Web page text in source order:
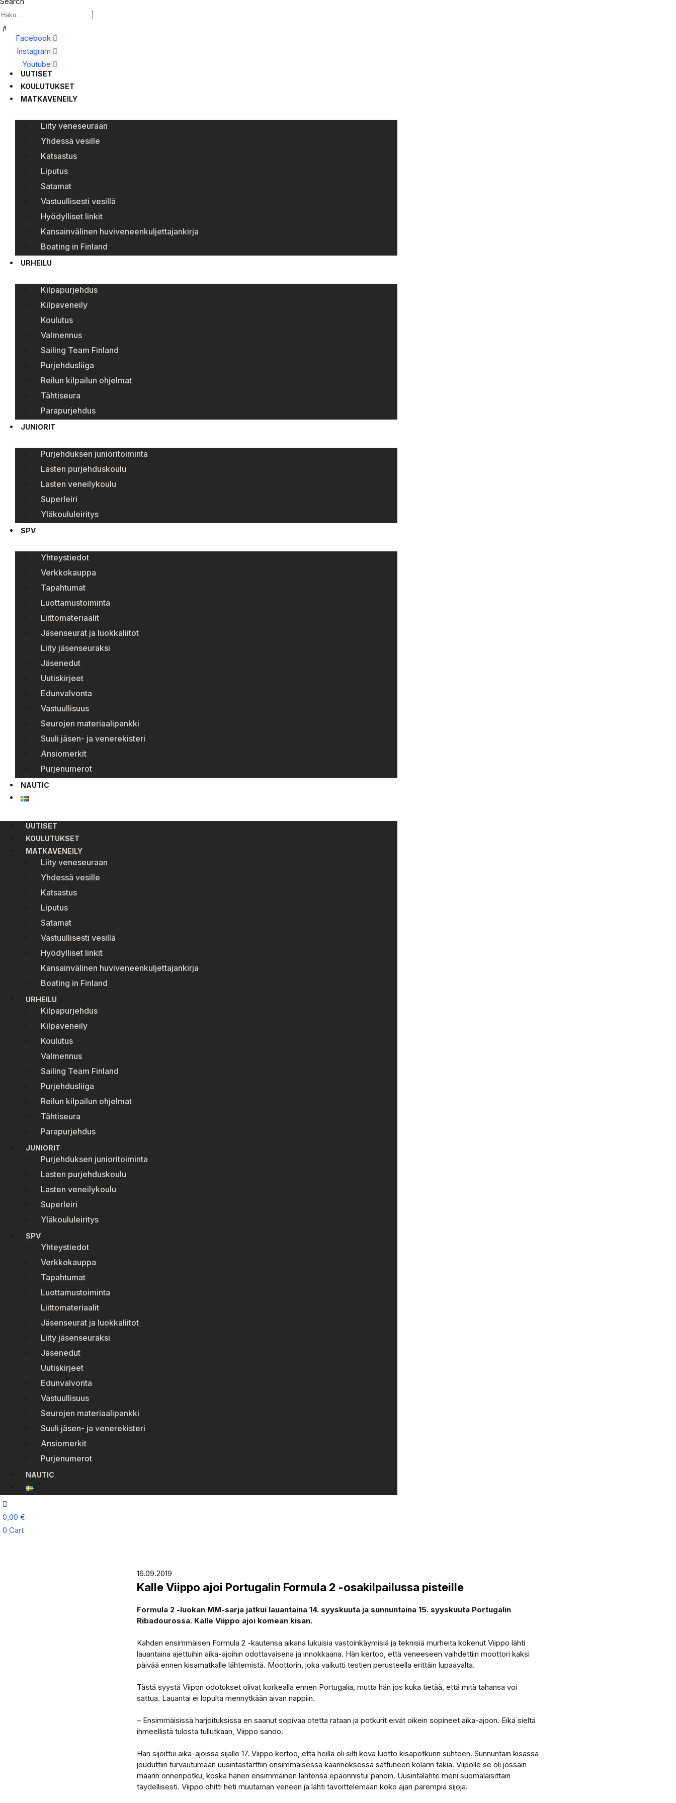
Facebook
Instagram
Youtube
UUTISET
KOULUTUKSET
MATKAVENEILY
Liity veneseuraan
Yhdessä vesille
Katsastus
Liputus
Satamat
Vastuullisesti vesillä
Hyödylliset linkit
Kansainvälinen huviveneenkuljettajankirja
Boating in Finland
URHEILU
Kilpapurjehdus
Kilpaveneily
Koulutus
Valmennus
Sailing Team Finland
Purjehdusliiga
Reilun kilpailun ohjelmat
Tähtiseura
Parapurjehdus
JUNIORIT
Purjehduksen junioritoiminta
Lasten purjehduskoulu
Lasten veneilykoulu
Superleiri
Yläkoululeiritys
SPV
Yhteystiedot
Verkkokauppa
Tapahtumat
Luottamustoiminta
Liittomateriaalit
Jäsenseurat ja luokkaliitot
Liity jäsenseuraksi
Jäsenedut
Uutiskirjeet
Edunvalvonta
Vastuullisuus
Seurojen materiaalipankki
Suuli jäsen- ja venerekisteri
Ansiomerkit
Purjenumerot
NAUTIC
UUTISET
KOULUTUKSET
MATKAVENEILY
Liity veneseuraan
Yhdessä vesille
Katsastus
Liputus
Satamat
Vastuullisesti vesillä
Hyödylliset linkit
Kansainvälinen huviveneenkuljettajankirja
Boating in Finland
URHEILU
Kilpapurjehdus
Kilpaveneily
Koulutus
Valmennus
Sailing Team Finland
Purjehdusliiga
Reilun kilpailun ohjelmat
Tähtiseura
Parapurjehdus
JUNIORIT
Purjehduksen junioritoiminta
Lasten purjehduskoulu
Lasten veneilykoulu
Superleiri
Yläkoululeiritys
SPV
Yhteystiedot
Verkkokauppa
Tapahtumat
Luottamustoiminta
Liittomateriaalit
Jäsenseurat ja luokkaliitot
Liity jäsenseuraksi
Jäsenedut
Uutiskirjeet
Edunvalvonta
Vastuullisuus
Seurojen materiaalipankki
Suuli jäsen- ja venerekisteri
Ansiomerkit
Purjenumerot
NAUTIC
0,00 €
0 Cart
16.09.2019
Kalle Viippo ajoi Portugalin Formula 2 -osakilpailussa pisteille
Formula 2 -luokan MM-sarja jatkui lauantaina 14. syyskuuta ja sunnuntaina 15. syyskuuta Portugalin
Ribadourossa. Kalle Viippo ajoi komean kisan.
Kahden ensimmäisen Formula 2 -kautensa aikana lukuisia vastoinkäymisiä ja teknisiä murheita kokenut Viippo lähti
lauantaina ajettuihin aika-ajoihin odottavaisena ja innokkaana. Hän kertoo, että veneeseen vaihdettiin moottori kaksi
päivää ennen kisamatkalle lähtemistä. Moottorin, joka vaikutti testien perusteella erittäin lupaavalta.
Tästä syystä Viipon odotukset olivat korkealla ennen Portugalia, mutta hän jos kuka tietää, että mitä tahansa voi
sattua. Lauantai ei lopulta mennytkään aivan nappiin.
– Ensimmäisissä harjoituksissa en saanut sopivaa otetta rataan ja potkurit eivät oikein sopineet aika-ajoon. Eikä sieltä
ihmeellistä tulosta tullutkaan, Viippo sanoo.
Hän sijoittui aika-ajoissa sijalle 17. Viippo kertoo, että heillä oli silti kova luotto kisapotkurin suhteen. Sunnuntain kisassa
jouduttiin turvautumaan uusintastarttiin ensimmäisessä käännöksessä sattuneen kolarin takia. Viipolle se oli jossain
määrin onnenpotku, koska hänen ensimmäinen lähtönsä epäonnistui pahoin. Uusintalähtö meni suomalaisittain
täydellisesti. Viippo ohitti heti muutaman veneen ja lähti tavoittelemaan koko ajan parempia sijoja.